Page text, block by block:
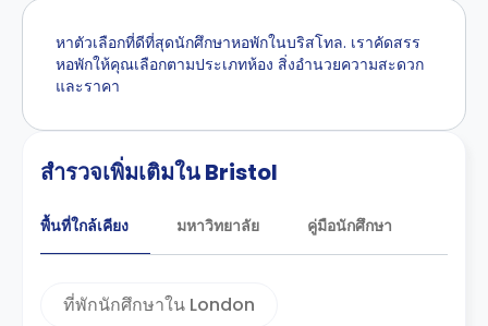
หาตัวเลือกที่ดีที่สุดนักศึกษาหอพักในบริสโทล. เราคัดสรร
หอพักให้คุณเลือกตามประเภทห้อง สิ่งอำนวยความสะดวก
และราคา
สำรวจเพิ่มเติมใน Bristol
พื้นที่ใกล้เคียง มหาวิทยาลัย คู่มือนักศึกษา
ที่พักนักศึกษาใน London